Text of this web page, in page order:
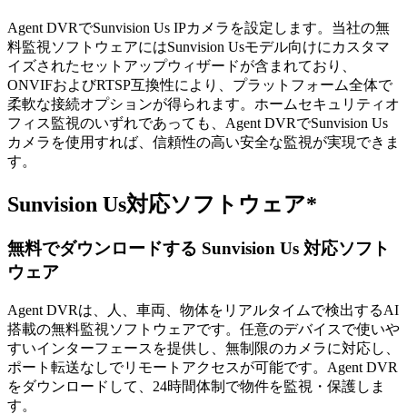
Agent DVRでSunvision Us IPカメラを設定します。当社の無
料監視ソフトウェアにはSunvision Usモデル向けにカスタマ
イズされたセットアップウィザードが含まれており、
ONVIFおよびRTSP互換性により、プラットフォーム全体で
柔軟な接続オプションが得られます。ホームセキュリティオ
フィス監視のいずれであっても、Agent DVRでSunvision Us
カメラを使用すれば、信頼性の高い安全な監視が実現できま
す。
Sunvision Us対応ソフトウェア*
無料でダウンロードする Sunvision Us 対応ソフト
ウェア
Agent DVRは、人、車両、物体をリアルタイムで検出するAI
搭載の無料監視ソフトウェアです。任意のデバイスで使いや
すいインターフェースを提供し、無制限のカメラに対応し、
ポート転送なしでリモートアクセスが可能です。Agent DVR
をダウンロードして、24時間体制で物件を監視・保護しま
す。